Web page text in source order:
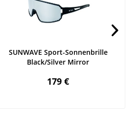
SUNWAVE Sport-Sonnenbrille
Black/Silver Mirror
179 €